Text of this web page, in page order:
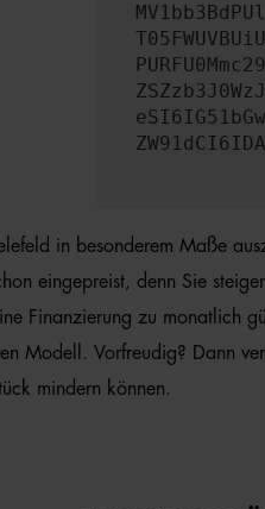
in besonderem Maße
eingepreist, denn Sie
Finanzierung zu monatlich
Modell. Vorfreudig? Dann
mindern können.